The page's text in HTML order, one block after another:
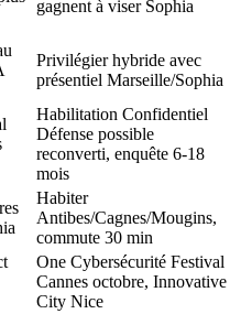
gagnent à viser Sophia
Privilégier hybride avec
présentiel Marseille/Sophia
Habilitation Confidentiel
Défense possible
reconverti, enquête 6-18
mois
Habiter
Antibes/Cagnes/Mougins,
commute 30 min
One Cybersécurité Festival
Cannes octobre, Innovative
City Nice